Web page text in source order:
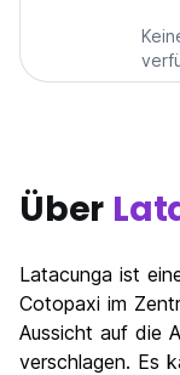
Über
Latacunga ist
Cotopaxi im
Aussicht auf die
verschlagen. Es